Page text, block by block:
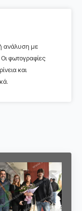
ανάλυση με
φωτογραφίες
και